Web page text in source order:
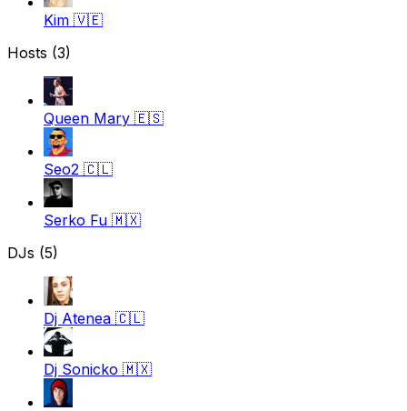
Kim 🇻🇪
Hosts (3)
Queen Mary 🇪🇸
Seo2 🇨🇱
Serko Fu 🇲🇽
DJs (5)
Dj Atenea 🇨🇱
Dj Sonicko 🇲🇽